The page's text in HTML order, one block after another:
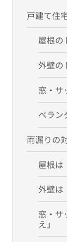
戸建て住
屋根の
外壁の
窓・サ
ベラン
雨漏りの
屋根は
外壁は
窓・サ
え」